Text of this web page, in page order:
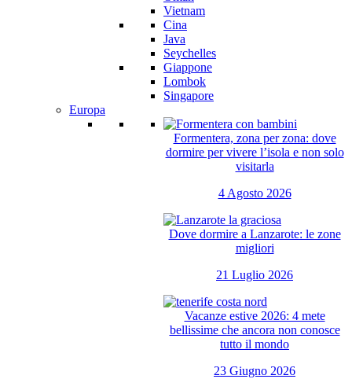
Vietnam
Cina
Java
Seychelles
Giappone
Lombok
Singapore
Europa
Formentera, zona per zona: dove
dormire per vivere l’isola e non solo
visitarla
4 Agosto 2026
Dove dormire a Lanzarote: le zone
migliori
21 Luglio 2026
Vacanze estive 2026: 4 mete
bellissime che ancora non conosce
tutto il mondo
23 Giugno 2026